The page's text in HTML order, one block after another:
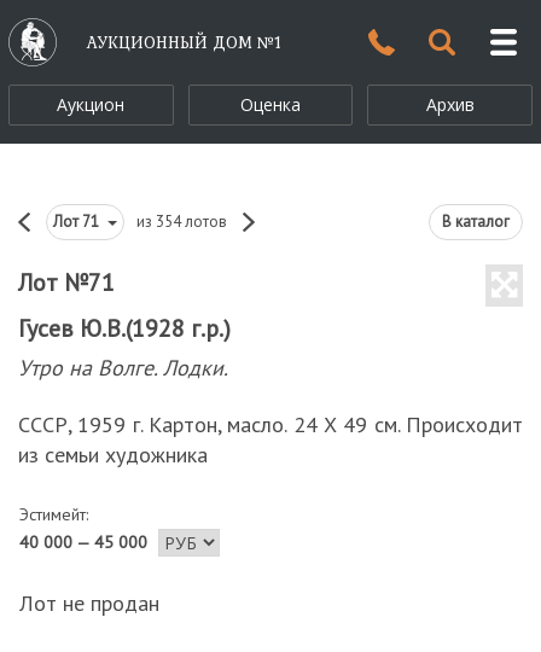
АУКЦИОННЫЙ ДОМ №1
Аукцион Оценка Архив
Лот71 из 354 лотов В каталог
Лот №71
Гусев Ю.В.(1928 г.р.)
Утро на Волге. Лодки.
СССР, 1959 г. Картон, масло. 24 Х 49 см. Происходит
из семьи художника
Эстимейт:
40 000 — 45 000
Лот не продан